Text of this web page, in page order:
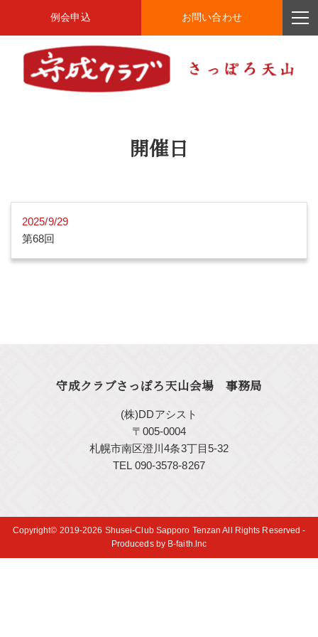
例会申込 お問い合わせ
開催日
2025/9/29
第68回
守成クラブさっぽろ天山会場 事務局
(株)DDアシスト
〒005-0004
札幌市南区澄川4条3丁目5-32
TEL 090-3578-8267
Copyright© 2019-2026 Shusei-Club Sapporo TenzanAll Rights Reserved -
Produceds by B-faith.lnc